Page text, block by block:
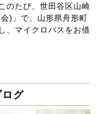
のたび、世田谷区山崎
)」で、山形県舟形町
、マイクロバスをお借
ログ